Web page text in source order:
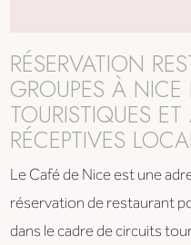
RÉSERVATION
GROUPES À NICE
TOURISTIQUES
RÉCEPTIVES
Le Café de Nice est une
réservation de restaurant
dans le cadre de circuits